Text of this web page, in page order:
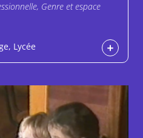
Genre et espace
Lycée